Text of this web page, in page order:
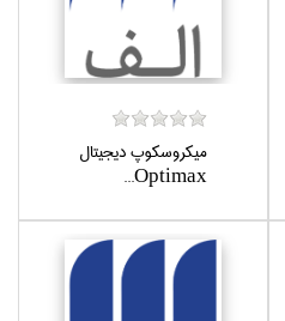
ميكروسكوپ ديجيتال
Optimax...